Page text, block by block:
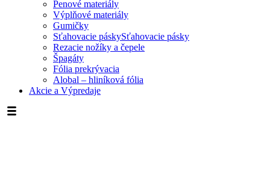
Penové materiály
Výplňové materiály
Gumičky
Sťahovacie páskySťahovacie pásky
Rezacie nožíky a čepele
Špagáty
Fólia prekrývacia
Alobal – hliníková fólia
Akcie a Výpredaje